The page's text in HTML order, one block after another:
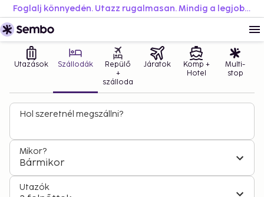
Foglalj könnyedén. Utazz rugalmasan. Mindig a legjobb áron.
Utazások Szállodák
Repülő
+
szálloda
Járatok
Komp +
Hotel
Multi-
stop
Hol szeretnél megszállni?
Mikor?
Bármikor
Utazók